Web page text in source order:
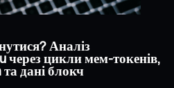
Аналіз
через цикли мем-токенів,
дані блокч